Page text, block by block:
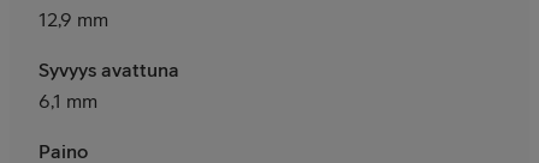
12,9 mm
Syvyys avattuna
6,1 mm
Paino